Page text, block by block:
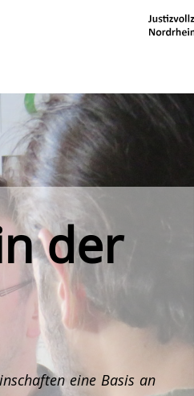
der
eine Basis an